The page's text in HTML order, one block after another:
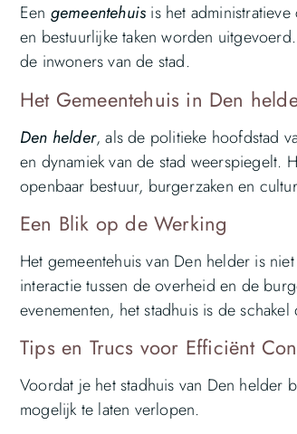
Een gemeentehuis is het
en bestuurlijke taken worden
de inwoners van de stad.
Het Gemeentehuis in Den
Den helder, als de politieke hoofdstad
en dynamiek van de stad weerspiegelt.
openbaar bestuur, burgerzaken en
Een Blik op de Werking
Het gemeentehuis van Den helder is
interactie tussen de overheid en de
evenementen, het stadhuis is de
Tips en Trucs voor Efficiënt
Voordat je het stadhuis van Den helder
mogelijk te laten verlopen.